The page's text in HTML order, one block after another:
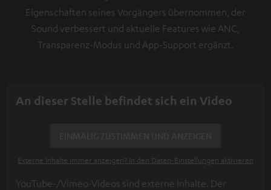
Eigenschaften seines Vorgängers übernommen, der
Sound verbessert und aktuelle Features wie ANC,
Transparenz-Modus und App-Support ergänzt.
An dieser Stelle befindet sich ein Video
Externe Inhalte immer anzeigen? In den Daten‑Einstellungen aktivieren
YouTube-/Vimeo-Videos sind externe Inhalte. Der